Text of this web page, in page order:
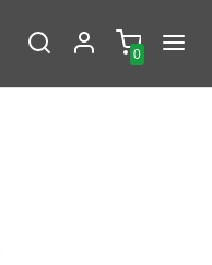
0